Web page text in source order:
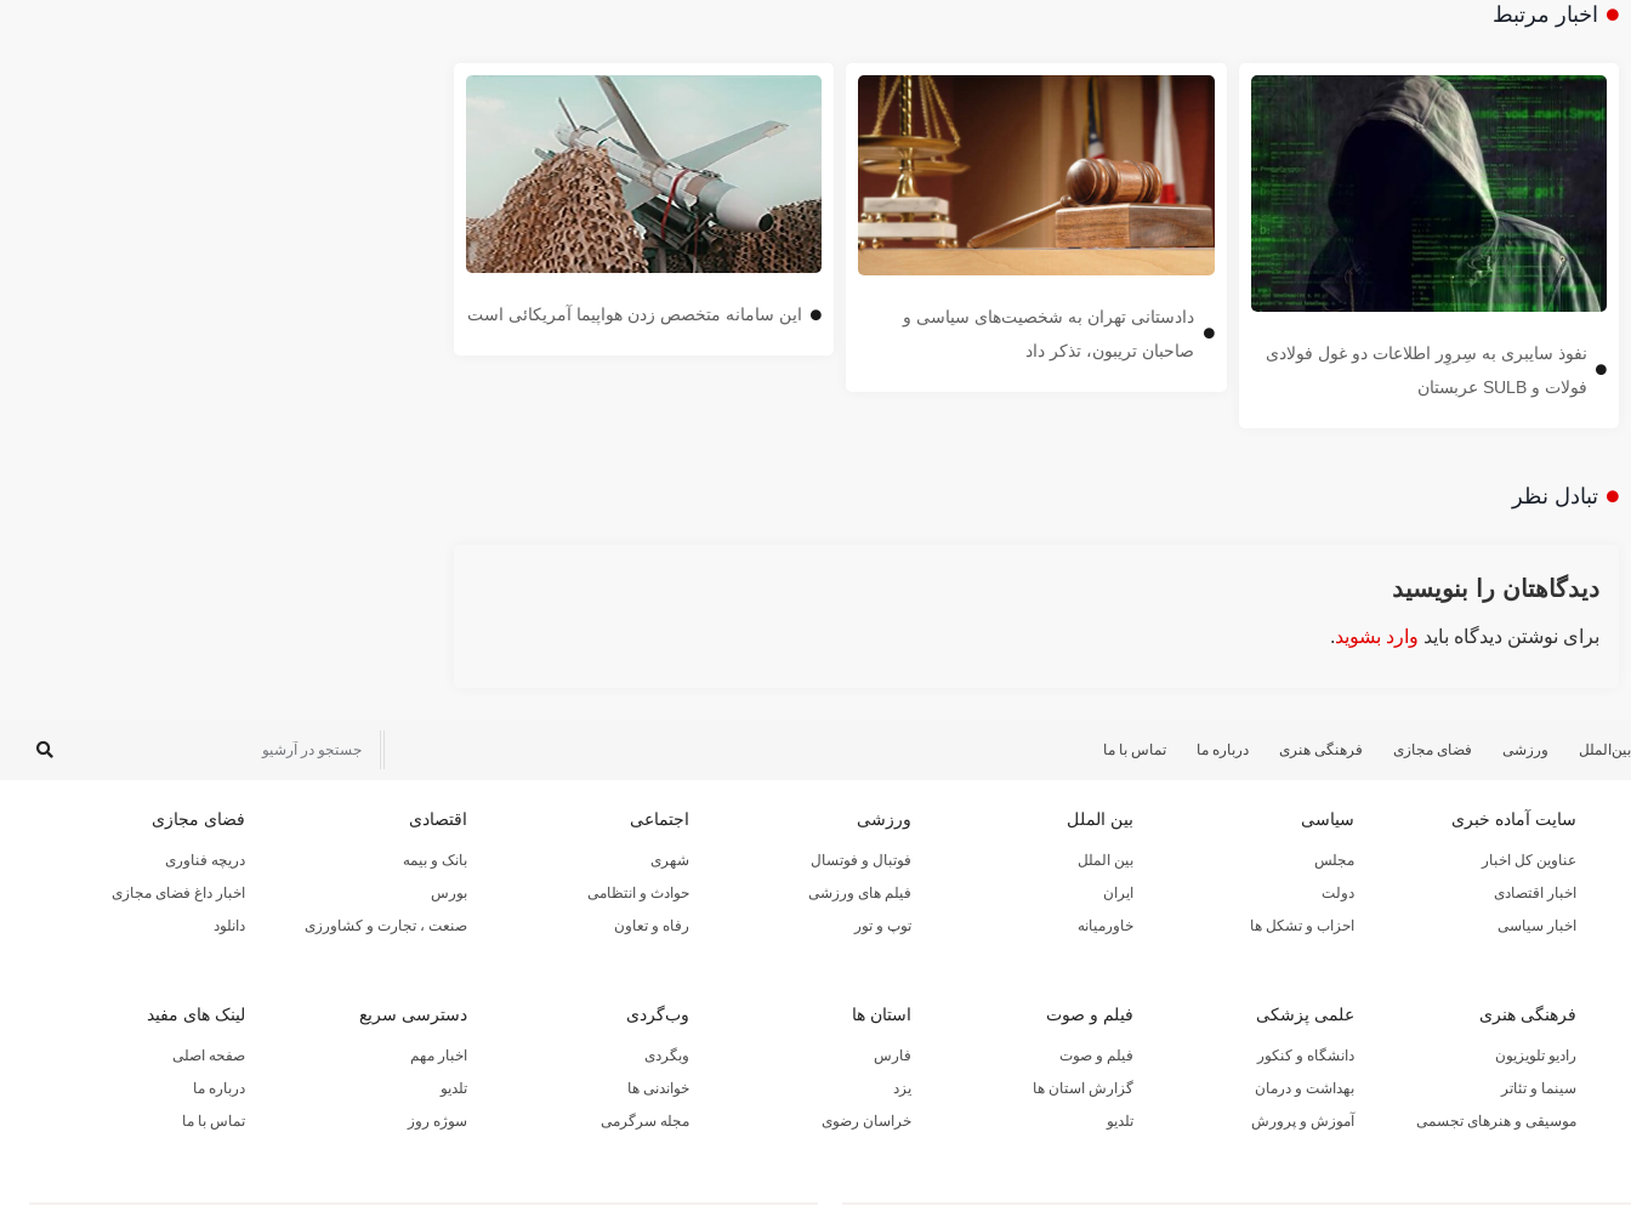
اخبار مرتبط
نفوذ سایبری به سِروِر اطلاعات دو غول فولادی
فولات و SULB عربستان
دادستانی تهران به شخصیت‌های سیاسی و
صاحبان تریبون، تذکر داد
این سامانه متخصص زدن هواپیما آمریکائی است
تبادل نظر
دیدگاهتان را بنویسید
برای نوشتن دیدگاه باید وارد بشوید.
بین‌الملل ورزشی فضای مجازی فرهنگی هنری درباره ما تماس با ما
سایت آماده خبری
عناوین کل اخبار
اخبار اقتصادی
اخبار سیاسی
سیاسی
مجلس
دولت
احزاب و تشکل ها
بین الملل
بین الملل
ایران
خاورمیانه
ورزشی
فوتبال و فوتسال
فیلم های ورزشی
توپ و تور
اجتماعی
شهری
حوادث و انتظامی
رفاه و تعاون
اقتصادی
بانک و بیمه
بورس
صنعت ، تجارت و کشاورزی
فضای مجازی
دریچه فناوری
اخبار داغ فضای مجازی
دانلود
فرهنگی هنری
رادیو تلویزیون
سینما و تئاتر
موسیقی و هنرهای تجسمی
علمی پزشکی
دانشگاه و کنکور
بهداشت و درمان
آموزش و پرورش
فیلم و صوت
فیلم و صوت
گزارش استان ها
تلدیو
استان ها
فارس
یزد
خراسان رضوی
وب‌گردی
وبگردی
خواندنی ها
مجله سرگرمی
دسترسی سریع
اخبار مهم
تلدیو
سوژه روز
لینک های مفید
صفحه اصلی
درباره ما
تماس با ما